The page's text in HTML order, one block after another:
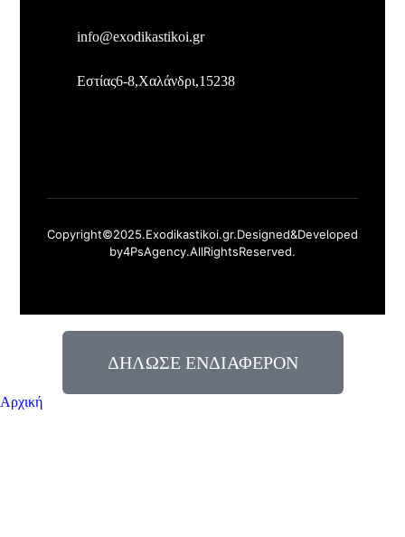
info@exodikastikoi.gr
Εστίας 6-8, Χαλάνδρι, 152 38
Copyright © 2025. Exodikastikoi.gr. Designed & Developed
by 4Ps Agency. All Rights Reserved.
ΔΗΛΩΣΕ ΕΝΔΙΑΦΕΡΟΝ
Αρχική